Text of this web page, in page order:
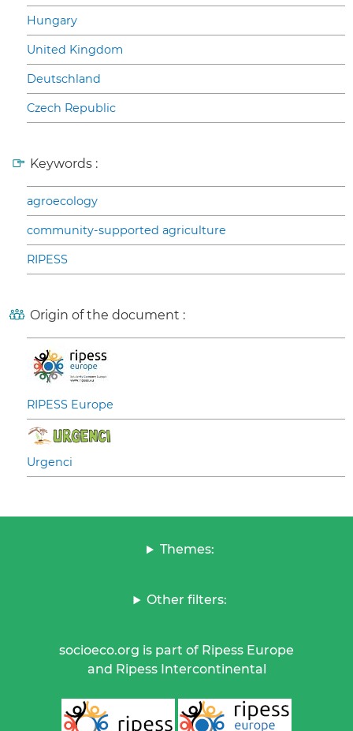
Hungary
United Kingdom
Deutschland
Czech Republic
Keywords :
agroecology
community-supported agriculture
RIPESS
Origin of the document :
RIPESS Europe
Urgenci
Themes:
Other filters:
socioeco.org is part of Ripess Europe
and Ripess Intercontinental